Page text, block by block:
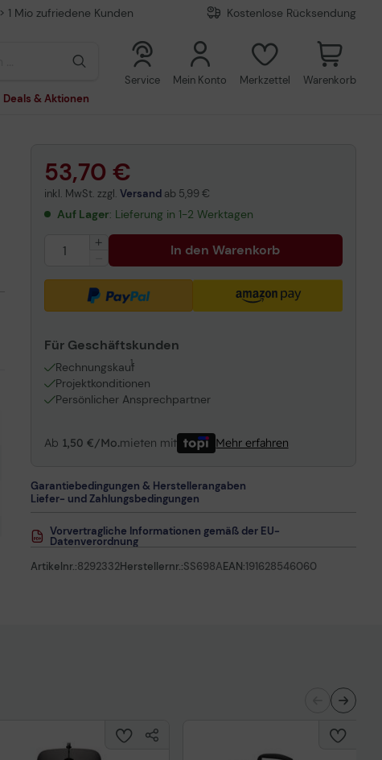
> 1 Mio zufriedene Kunden Kostenlose Rücksendung
Deals & Aktionen
Service Mein Konto Merkzettel Warenkorb
53,70 €
inkl. MwSt. zzgl. Versandab 5,99 €
Auf Lager: Lieferung in 1-2 Werktagen
In den Warenkorb
Für Geschäftskunden
Rechnungskauf
1
Projektkonditionen
Persönlicher Ansprechpartner
Ab 1,50 €/Mo.mieten mit Mehr erfahren
Garantiebedingungen & Herstellerangaben
Liefer- und Zahlungsbedingungen
Vorvertragliche Informationen gemäß der EU-
Datenverordnung
Artikelnr.:8292332Herstellernr.:SS698AEAN:191628546060